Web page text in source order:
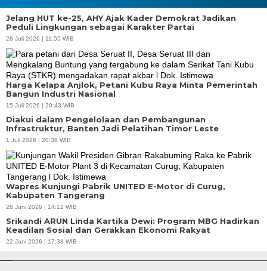
Jelang HUT ke-25, AHY Ajak Kader Demokrat Jadikan
Peduli Lingkungan sebagai Karakter Partai
28 Juli 2026 | 11:55 WIB
Harga Kelapa Anjlok, Petani Kubu Raya Minta Pemerintah
Bangun Industri Nasional
15 Juli 2026 | 20:43 WIB
Diakui dalam Pengelolaan dan Pembangunan
Infrastruktur, Banten Jadi Pelatihan Timor Leste
1 Juli 2026 | 20:38 WIB
Wapres Kunjungi Pabrik UNITED E-Motor di Curug,
Kabupaten Tangerang
28 Juni 2026 | 14:12 WIB
Srikandi ARUN Linda Kartika Dewi: Program MBG Hadirkan
Keadilan Sosial dan Gerakkan Ekonomi Rakyat
22 Juni 2026 | 17:38 WIB
APBD Tahun 2025 Anggarkan Rp200 Miliar | Program Makan Bergizi